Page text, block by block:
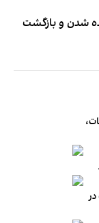
شدن و بازگشت